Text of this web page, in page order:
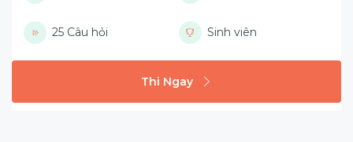
25 Câu hỏi Sinh viên
Thi Ngay